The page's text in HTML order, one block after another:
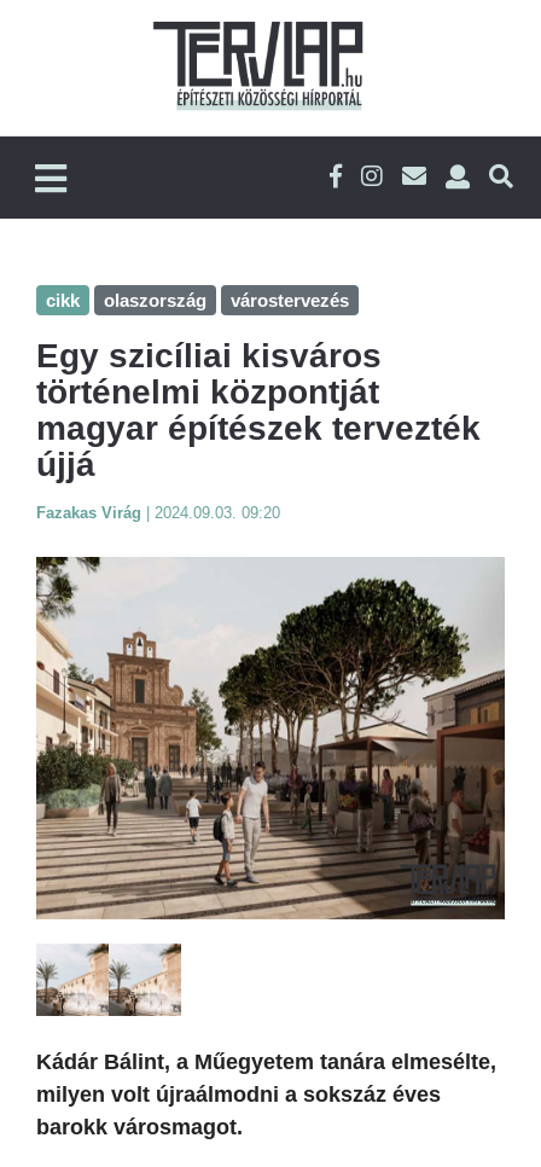
cikk olaszország várostervezés
Egy szicíliai kisváros
történelmi központját
magyar építészek tervezték
újjá
Fazakas Virág 2024.09.03. 09:20
Kádár Bálint, a Műegyetem tanára elmesélte,
milyen volt újraálmodni a sokszáz éves
barokk városmagot.